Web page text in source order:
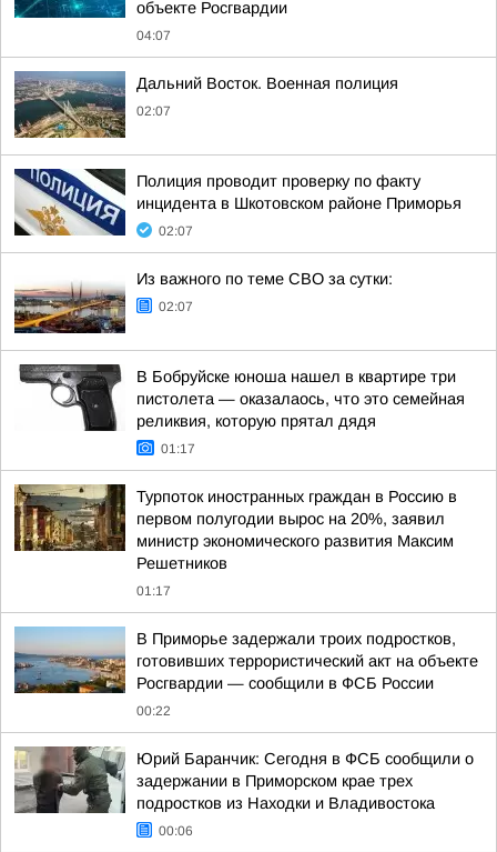
объекте Росгвардии
04:07
Дальний Восток. Военная полиция
02:07
Полиция проводит проверку по факту
инцидента в Шкотовском районе Приморья
02:07
Из важного по теме СВО за сутки:
02:07
В Бобруйске юноша нашел в квартире три
пистолета — оказалаось, что это семейная
реликвия, которую прятал дядя
01:17
Турпоток иностранных граждан в Россию в
первом полугодии вырос на 20%, заявил
министр экономического развития Максим
Решетников
01:17
В Приморье задержали троих подростков,
готовивших террористический акт на объекте
Росгвардии — сообщили в ФСБ России
00:22
Юрий Баранчик: Сегодня в ФСБ сообщили о
задержании в Приморском крае трех
подростков из Находки и Владивостока
00:06